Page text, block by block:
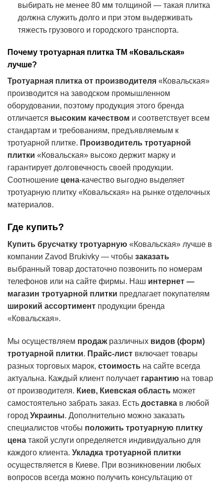
выбирать не менее 80 мм толщиной — такая плитка
должна служить долго и при этом выдерживать
тяжесть грузового и городского транспорта.
Почему тротуарная плитка ТМ «Ковальская»
лучше?
Тротуарная плитка от производителя «Ковальская»
производится на заводском промышленном
оборудовании, поэтому продукция этого бренда
отличается высоким качеством и соответствует всем
стандартам и требованиям, предъявляемым к
тротуарной плитке. Производитель тротуарной
плитки «Ковальская» высоко держит марку и
гарантирует долговечность своей продукции.
Соотношение цена-качество выгодно выделяет
тротуарную плитку «Ковальская» на рынке отделочных
материалов.
Где купить?
Купить брусчатку тротуарную «Ковальская» лучше в
компании Zavod Brukivky — чтобы заказать
выбранный товар достаточно позвонить по номерам
телефонов или на сайте фирмы. Наш интернет —
магазин тротуарной плитки предлагает покупателям
широкий ассортимент продукции бренда
«Ковальская».
Мы осуществляем продажразличных видов (форм)
тротуарной плитки. Прайс-лист включает товары
разных торговых марок, стоимость на сайте всегда
актуальна. Каждый клиент получает гарантию на товар
от производителя. Киев, Киевская область может
самостоятельно забрать заказ. Есть доставка в любой
город Украины. Дополнительно можно заказать
специалистов чтобы положить тротуарную плитку
цена такой услуги определяется индивидуально для
каждого клиента. Укладка тротуарной плитки
осуществляется в Киеве. При возникновении любых
вопросов всегда можно получить консультацию от